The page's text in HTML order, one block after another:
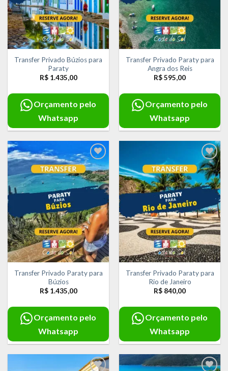
Transfer Privado Búzios para
Paraty
R$1.435,00
Orçamento pelo
Whatsapp
Transfer Privado Paraty para
Angra dos Reis
R$595,00
Orçamento pelo
Whatsapp
Adicionar
aos meus
Transfer Privado Paraty para
Búzios
R$1.435,00
Orçamento pelo
Whatsapp
Adicionar
aos meus
Transfer Privado Paraty para
Rio de Janeiro
R$ 840,00
Orçamento pelo
Whatsapp